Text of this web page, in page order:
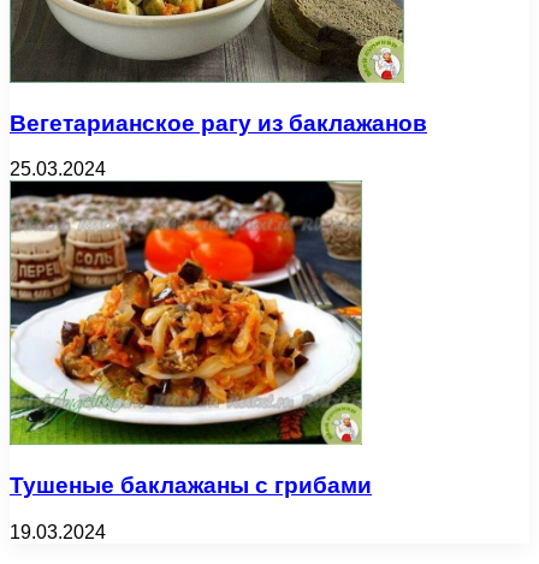
Вегетарианское рагу из баклажанов
25.03.2024
Тушеные баклажаны с грибами
19.03.2024